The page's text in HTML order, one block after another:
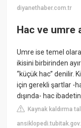
diyanethaber.com.tr
Hac ve umre
Umre ise temel
ikisini birbirinden
“küçük hac” denilir.
için gerekli şartlar -
dışında- hac
Kaynak kaldırma